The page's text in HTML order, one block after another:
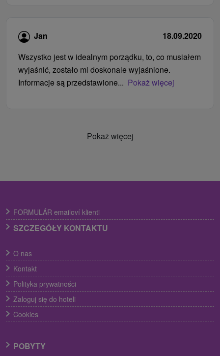
Jan
18.09.2020
Wszystko jest w idealnym porządku, to, co musiałem
wyjaśnić, zostało mi doskonale wyjaśnione.
Informacje są przedstawione... Pokaż więcej
Pokaż więcej
FORMULÁR emailoví klienti
SZCZEGÓŁY KONTAKTU
O nas
Kontakt
Polityka prywatności
Zaloguj się do hoteli
Cookies
POBYTY